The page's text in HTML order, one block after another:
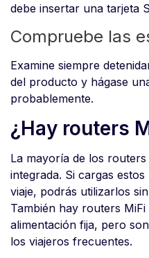
debe insertar una tarjeta
Compruebe las
Examine siempre
del producto y hágase
probablemente.
¿Hay routers
La mayoría de los
integrada. Si cargas
viaje, podrás utilizarlos
También hay routers
alimentación fija, pero
los viajeros frecuentes.